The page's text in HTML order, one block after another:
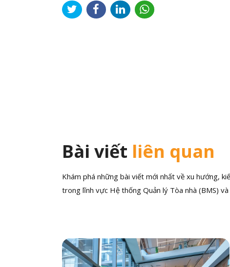
Bài viết liên quan
Khám phá những bài viết mới nhất về xu hướng,
trong lĩnh vực Hệ thống Quản lý Tòa nhà (BMS)